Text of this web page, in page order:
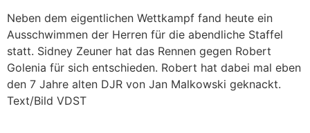
Neben dem eigentlichen Wettkampf fand heute ein
Ausschwimmen der Herren für die abendliche Staffel
statt. Sidney Zeuner hat das Rennen gegen Robert
Golenia für sich entschieden. Robert hat dabei mal eben
den 7 Jahre alten DJR von Jan Malkowski geknackt.
Text/Bild VDST